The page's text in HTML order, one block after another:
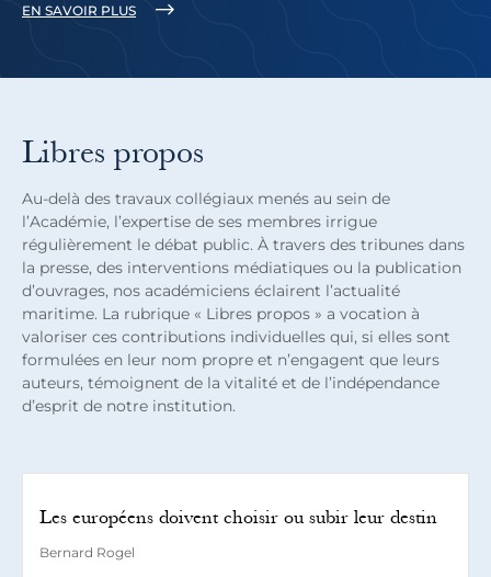
EN SAVOIR PLUS
Libres propos
Au-delà des travaux collégiaux menés au sein de
l’Académie, l’expertise de ses membres irrigue
régulièrement le débat public. À travers des tribunes dans
la presse, des interventions médiatiques ou la publication
d’ouvrages, nos académiciens éclairent l’actualité
maritime. La rubrique « Libres propos » a vocation à
valoriser ces contributions individuelles qui, si elles sont
formulées en leur nom propre et n’engagent que leurs
auteurs, témoignent de la vitalité et de l’indépendance
d’esprit de notre institution.
Les européens doivent choisir ou subir leur destin
Bernard Rogel